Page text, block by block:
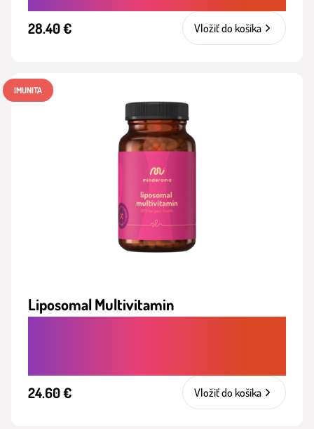
28.40 € Vložiť do košíka
IMUNITA
Liposomal Multivitamin
24.60 € Vložiť do košíka